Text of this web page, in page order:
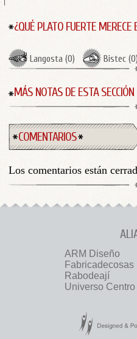
¿QUÉ PLATO FUERTE MERECE
Langosta (0) Bistec (0
MÁS NOTAS DE ESTA SECCIÓN
COMENTARIOS
Los comentarios están
ARM Diseño
Fabricadecosas
Rabodeají
Universo Centro